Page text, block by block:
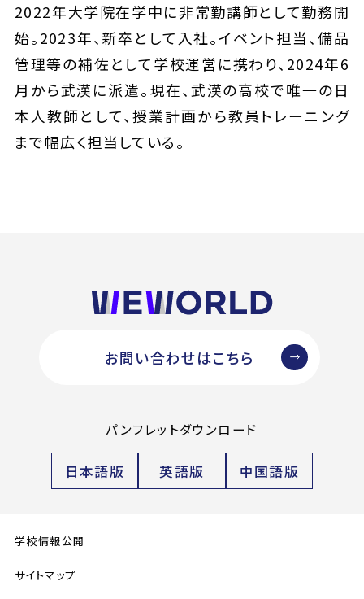
2022年大学院在学中に非常勤講師として勤務開
始。2023年、新卒として入社。イベント担当、備品
管理等の補佐として学校運営に携わり、2024年6
月から武漢に派遣。現在、武漢の高校で唯一の日
本人教師として、授業計画から教員トレーニング
まで幅広く担当している。
お問い合わせはこちら
パンフレットダウンロード
日本語版 英語版 中国語版
学校情報公開
サイトマップ